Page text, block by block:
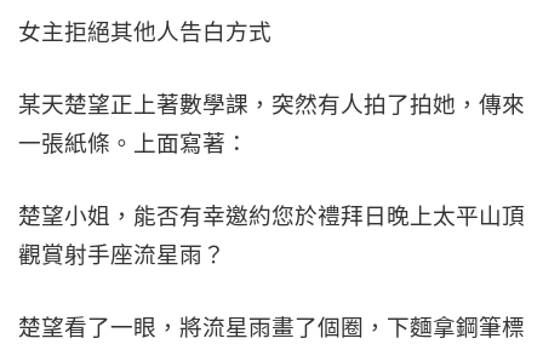
女主拒絕其他人告白方式
某天楚望正上著數學課，突然有人拍了拍她，傳來
一張紙條。上面寫著：
楚望小姐，能否有幸邀約您於禮拜日晚上太平山頂
觀賞射手座流星雨？
楚望看了一眼，將流星雨畫了個圈，下麵拿鋼筆標